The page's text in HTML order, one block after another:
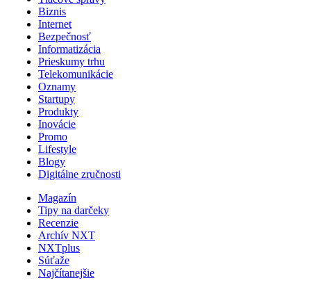
Biznis
Internet
Bezpečnosť
Informatizácia
Prieskumy trhu
Telekomunikácie
Oznamy
Startupy
Produkty
Inovácie
Promo
Lifestyle
Blogy
Digitálne zručnosti
Magazín
Tipy na darčeky
Recenzie
Archív NXT
NXTplus
Súťaže
Najčítanejšie